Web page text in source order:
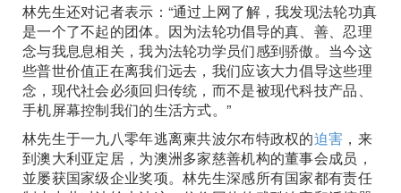
林先生还对记者表示：“通过上网了解，我发现法轮功真
是一个了不起的团体。因为法轮功倡导的真、善、忍理
念与我息息相关，我为法轮功学员们感到骄傲。当今这
些普世价值正在离我们远去，我们应该大力倡导这些理
念，现代社会必须回归传统，而不是被现代科技产品、
手机屏幕控制我们的生活方式。”
林先生于一九八零年逃离柬共波尔布特政权的迫害 ，来
到澳大利亚定居，为澳洲多家慈善机构的董事会成员，
並屡获国家级企业奖项。林先生深感所有国家都有责任